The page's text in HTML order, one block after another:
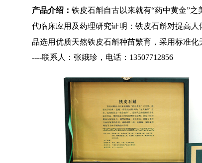
产品介绍： 铁皮石斛自古以来就有“药中黄金”
代临床应用及药理研究证明：铁皮石斛对提高
品选用优质天然铁皮石斛种苗繁育，采用标准化
----联系人：张娥珍，电话：13507712856